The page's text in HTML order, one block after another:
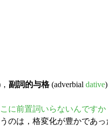
副詞的与格(adverbial dative)
に前置詞いらないんですか
は，格変化が豊かであ